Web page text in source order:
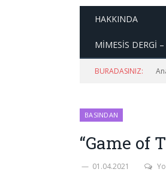
HAKKINDA
MİMESİS DERGİ
BURADASINIZ:
BASINDAN
“Game of
01.04.2021